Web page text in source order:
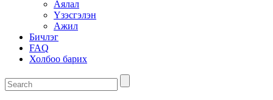
Аялал
Үзэсгэлэн
Ажил
Бичлэг
FAQ
Холбоо барих